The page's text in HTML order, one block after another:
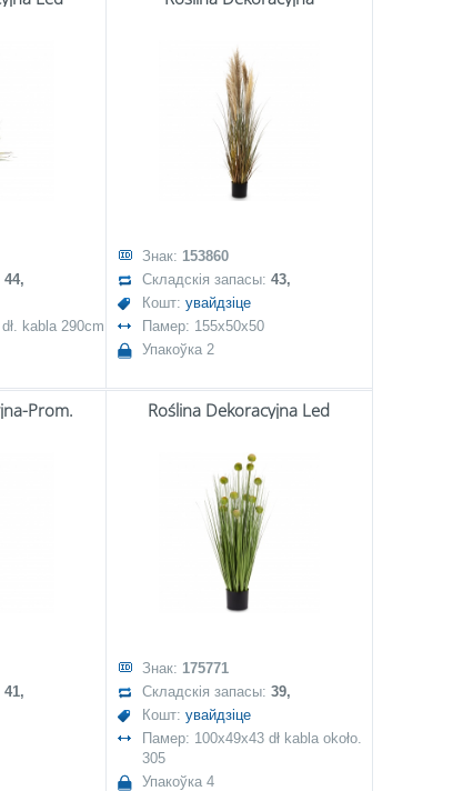
44,
kabla 290cm
Знак: 153860
Складскія запасы: 43,
Кошт: увайдзіце
Памер: 155x50x50
Упакоўка 2
Prom.
41,
Roślina Dekoracyjna Led
Знак: 175771
Складскія запасы: 39,
Кошт: увайдзіце
Памер: 100x49x43 dł kabla około.
305
Упакоўка 4